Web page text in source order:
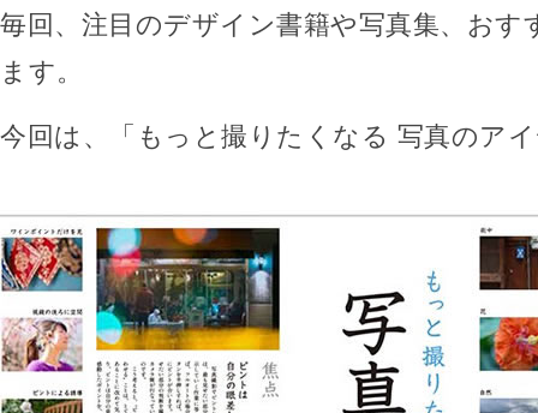
毎回、注目のデザイン書籍や写真集、おす
ます。
今回は、「もっと撮りたくなる 写真のア